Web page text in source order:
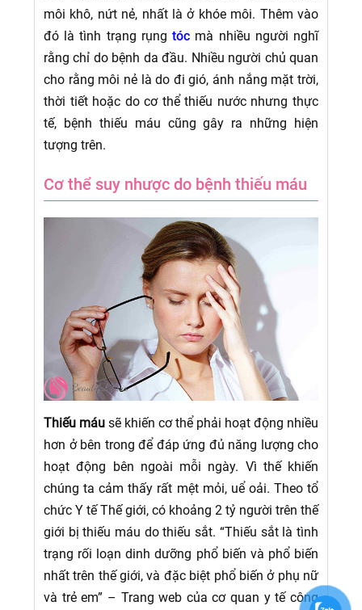
môi khô, nứt nẻ, nhất là ở khóe môi. Thêm vào
đó là tình trạng rụngtóc mà nhiều người nghĩ
rằng chỉ do bệnh da đầu. Nhiều người chủ quan
cho rằng môi nẻ là do đi gió, ánh nắng mặt trời,
thời tiết hoặc do cơ thể thiếu nước nhưng thực
tế, bệnh thiếu máu cũng gây ra những hiện
tượng trên.
Cơ thể suy nhược do bệnh thiếu máu
Thiếu máu sẽ khiến cơ thể phải hoạt động nhiều
hơn ở bên trong để đáp ứng đủ năng lượng cho
hoạt động bên ngoài mỗi ngày. Vì thế khiến
chúng ta cảm thấy rất mệt mỏi, uể oải. Theo tổ
chức Y tế Thế giới, có khoảng 2 tỷ người trên thế
giới bị thiếu máu do thiếu sắt. “Thiếu sắt là tình
trạng rối loạn dinh dưỡng phổ biến và phổ biến
nhất trên thế giới, và đặc biệt phổ biến ở phụ nữ
và trẻ em” – Trang web của cơ quan y tế công